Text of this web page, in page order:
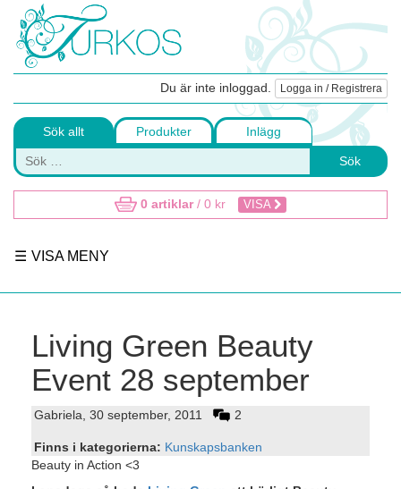
Du är inte inloggad. Logga in / Registrera
Sök allt Produkter Inlägg
Sök
0 artiklar/ 0 kr VISA
VISA MENY
Living Green Beauty
Event 28 september
Gabriela 30 september, 2011 2
Finns i kategorierna: Kunskapsbanken
Beauty in Action <3